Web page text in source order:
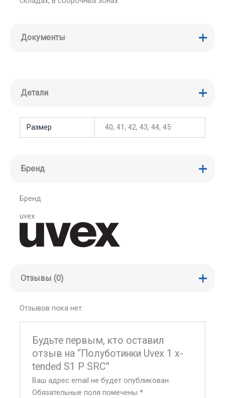
Документы
Детали
Размер 40, 41, 42, 43, 44, 45
Бренд
Бренд
uvex
Отзывы (0)
Отзывов пока нет.
Будьте первым, кто оставил
отзыв на “Полуботинки Uvex 1 x-
tended S1 P SRC”
Ваш адрес email не будет опубликован.
Обязательные поля помечены*